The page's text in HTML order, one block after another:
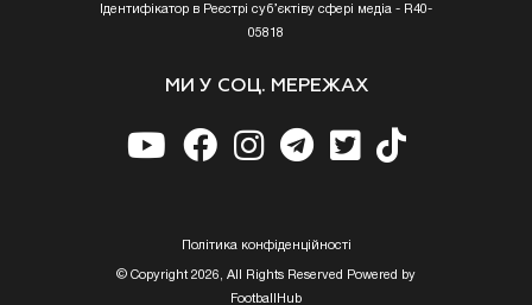
Ідентифікатор в Реєстрі суб’єктіву сфері медіа - R40-
05818
МИ У СОЦ. МЕРЕЖАХ
Полiтика конфiденцiйностi
© Copyright 2026, All Rights Reserved Powered by
FootballHub